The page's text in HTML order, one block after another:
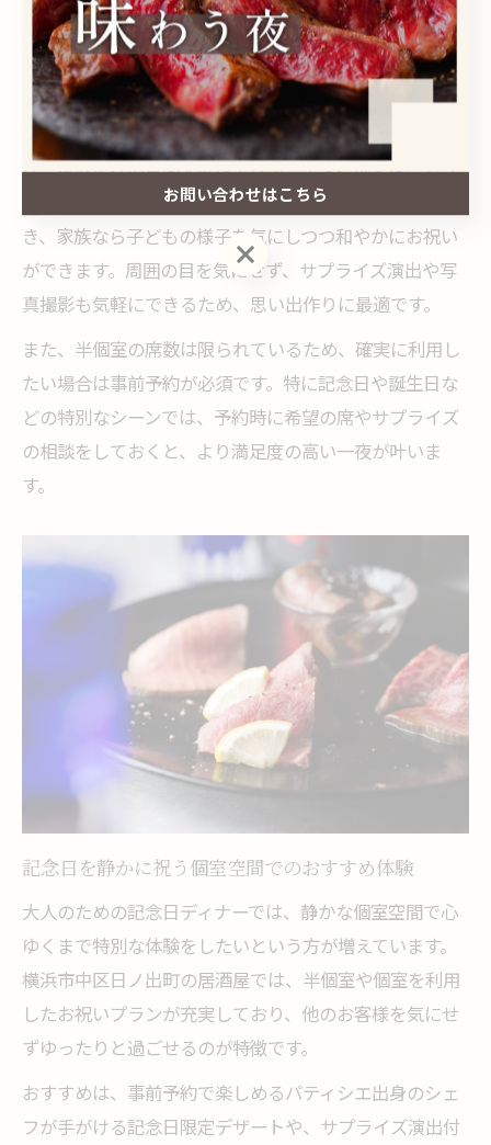
す。特に記念日などの大切な日には、プライベート感が
重視される傾向が強く、半個室の人気が高まっていま
す。
半個室の魅力は、会話や食事を妨げられずに、ふたりだ
け・家族だけの空間を確保できる点です。例えば、カッ
プルなら静かに語り合いながら特別なコースを堪能で
き、家族なら子どもの様子を気にしつつ和やかにお祝い
ができます。周囲の目を気にせず、サプライズ演出や写
真撮影も気軽にできるため、思い出作りに最適です。
また、半個室の席数は限られているため、確実に利用し
たい場合は事前予約が必須です。特に記念日や誕生日な
どの特別なシーンでは、予約時に希望の席やサプライズ
の相談をしておくと、より満足度の高い一夜が叶いま
す。
記念日を静かに祝う個室空間でのおすすめ体験
大人のための記念日ディナーでは、静かな個室空間で心
ゆくまで特別な体験をしたいという方が増えています。
横浜市中区日ノ出町の居酒屋では、半個室や個室を利用
したお祝いプランが充実しており、他のお客様を気にせ
ずゆったりと過ごせるのが特徴です。
おすすめは、事前予約で楽しめるパティシエ出身のシェ
フが手がける記念日限定デザートや、サプライズ演出付
お問い合わせはこちら
お問い合わせはこちら